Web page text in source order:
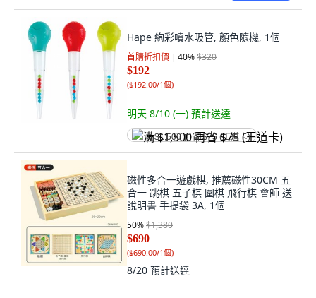
Hape 絢彩噴水吸管, 顏色隨機, 1個
首購折扣價 40%$320
$192
($192.00/1個)
明天 8/10 (一) 預計送達
满 $1,500 再省 $75 (王道卡)
磁性多合一遊戲棋, 推薦磁性30CM 五
合一 跳棋 五子棋 圍棋 飛行棋 會師 送
說明書 手提袋 3A, 1個
50%$1,380
$690
($690.00/1個)
8/20 預計送達